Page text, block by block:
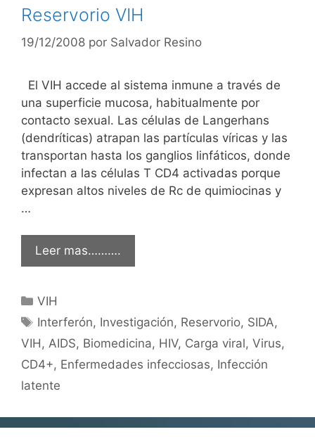
Reservorio VIH
19/12/2008 por Salvador Resino
El VIH accede al sistema inmune a través de
una superficie mucosa, habitualmente por
contacto sexual. Las células de Langerhans
(dendríticas) atrapan las partículas víricas y las
transportan hasta los ganglios linfáticos, donde
infectan a las células T CD4 activadas porque
expresan altos niveles de Rc de quimiocinas y
…
Leer mas……….
Categorías
VIH
Etiquetas
Interferón, Investigación, Reservorio, SIDA,
VIH, AIDS, Biomedicina, HIV, Carga viral, Virus,
CD4+, Enfermedades infecciosas, Infección
latente